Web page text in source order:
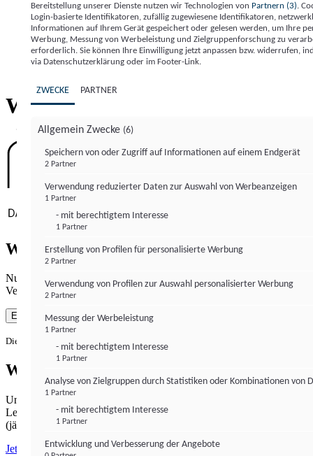
Institutional Money
ImpressumDatenschutzerklärung
Willkommen bei
Wie gewohnt mit Werbung lesen
Nutzen Sie institutional-money.com mit Ihrer Zustimmung zur
Verwendung von Cookies für Webanalyse und Werbemaßnahmen.
Einverstanden
Die Zustimmung ist jederzeit widerrufbar.
Werbefrei lesen
Unabhängiger Journalismus hat seinen Preis.
Lesen Sie institutional-money.com PUR für 33,99€ pro Monat
(jährliche Abrechnung).
Jetzt abonnieren
Bereitstellung unserer Dienste nutzen wir Technologien von Partnern (3) .
Login-basierte Identifikatoren, zufällig zugewiesene Identifikatoren,
Informationen auf Ihrem Gerät gespeichert oder gelesen werden, um Ihre
Werbung, Messung von Werbeleistung und Zielgruppenforschung zu
erforderlich. Sie können Ihre Einwilligung jetzt anpassen bzw. widerrufen,
via Datenschutzerklärung oder im Footer-Link.
ZWECKE PARTNER
Allgemein Zwecke (6)
Speichern von oder Zugriff auf Informationen auf einem Endgerät
2 Partner
Verwendung reduzierter Daten zur Auswahl von Werbeanzeigen
1 Partner
- mit berechtigtem Interesse
1 Partner
Erstellung von Profilen für personalisierte Werbung
2 Partner
Verwendung von Profilen zur Auswahl personalisierter Werbung
2 Partner
Messung der Werbeleistung
1 Partner
- mit berechtigtem Interesse
1 Partner
Analyse von Zielgruppen durch Statistiken oder Kombinationen von
1 Partner
- mit berechtigtem Interesse
1 Partner
Entwicklung und Verbesserung der Angebote